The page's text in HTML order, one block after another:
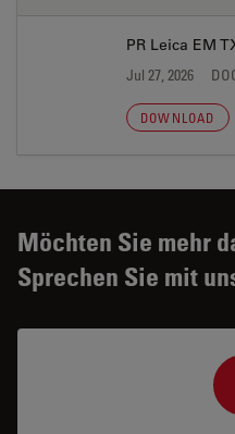
PR Leica EM
Jul 27, 2026
DOWNLOAD
Möchten Sie mehr
Sprechen Sie mit